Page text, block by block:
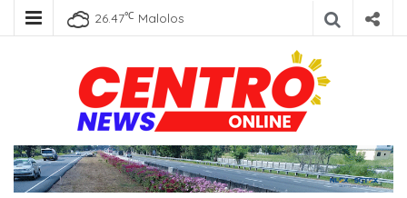
26.47℃ Malolos
Centro News